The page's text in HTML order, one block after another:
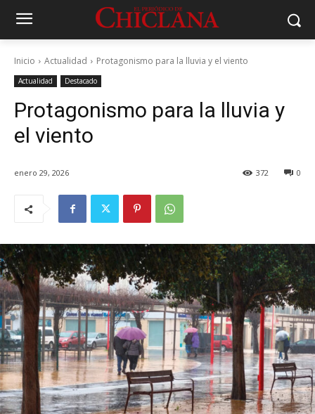
Inicio Actualidad Protagonismo para la lluvia y el viento
Actualidad Destacado
Protagonismo para la lluvia y
el viento
enero 29, 2026 0
372